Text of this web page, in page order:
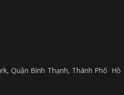
Quận Bình Thạnh, Thành Phố Hồ